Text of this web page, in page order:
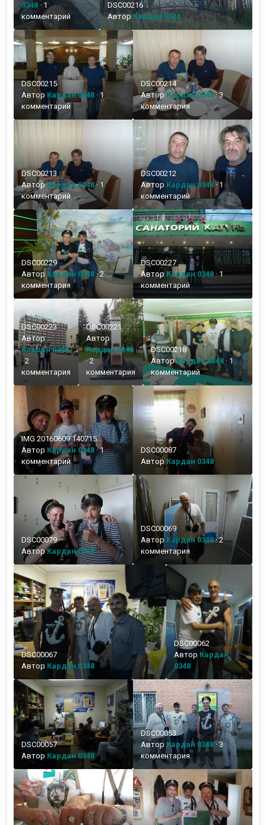
0348 · 1
комментарий
DSC00216
АвторКардан 0348
DSC00215
Автор Кардан 0348 · 1
комментарий
DSC00214
АвторКардан 0348·3
комментария
DSC00213
АвторКардан 0348· 1
комментарий
DSC00212
АвторКардан 0348·1
комментарий
DSC00229
АвторКардан 0348 ·2
комментария
DSC00227
АвторКардан 0348·1
комментарий
DSC00223
Автор
Кардан 0348
·2
комментария
DSC00221
Автор
Кардан 0348
·2
комментария
DSC00218
АвторКардан 0348 · 1
комментарий
IMG 20160609 140715
Автор Кардан 0348·1
комментарий
DSC00087
Автор Кардан 0348
DSC00079
АвторКардан 0348
DSC00069
Автор Кардан 0348·2
комментария
DSC00067
Автор Кардан 0348
DSC00062
Автор Кардан
0348
DSC00057
Автор Кардан 0348
DSC00053
Автор Кардан 0348· 3
комментария